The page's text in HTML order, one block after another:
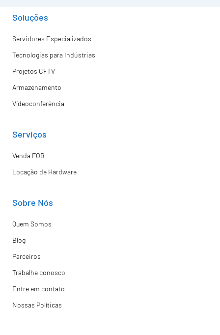
Soluções
Servidores Especializados
Tecnologias para Indústrias
Projetos CFTV
Armazenamento
Vídeoconferência
Serviços
Venda FOB
Locação de Hardware
Sobre Nós
Quem Somos
Blog
Parceiros
Trabalhe conosco
Entre em contato
Nossas Políticas